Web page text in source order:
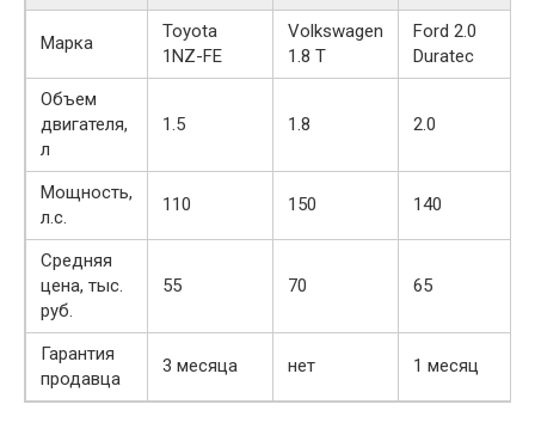
Марка
Toyota
1NZ-FE
Volkswagen
1.8 T
Ford 2.0
Duratec
Объем
двигателя,
л
1.5 1.8 2.0
Мощность,
л.с.
110 150 140
Средняя
цена, тыс.
руб.
55 70 65
Гарантия
продавца
3 месяца нет 1 месяц